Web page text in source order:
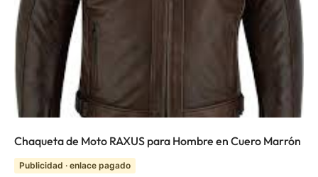
Chaqueta de Moto RAXUS para Hombre en Cuero Marrón
Publicidad · enlace pagado